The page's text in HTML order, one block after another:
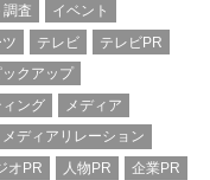
調査
イベント
テレビ
テレビPR
ックアップ
ング
メディア
メディアリレーション
オPR 人物PR
企業PR